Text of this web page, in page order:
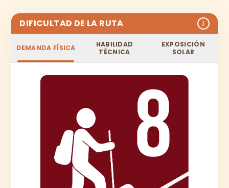
DIFICULTAD DE LA RUTA i
DEMANDA FÍSICA
HABILIDAD
TÉCNICA
EXPOSICIÓN
SOLAR